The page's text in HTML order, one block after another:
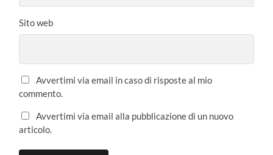
Sito web
Avvertimi via email in caso di risposte al mio
commento.
Avvertimi via email alla pubblicazione di un nuovo
articolo.